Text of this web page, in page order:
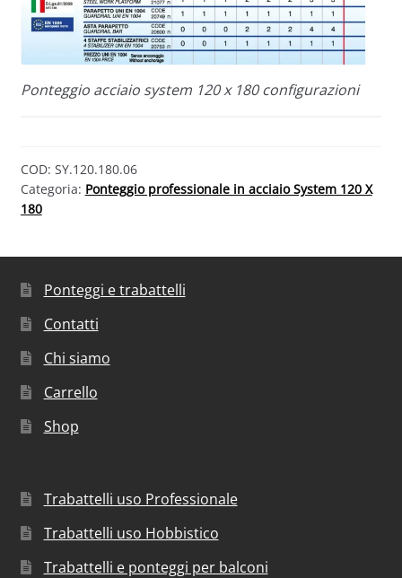
Ponteggio acciaio system 120 x 180 configurazioni
COD: SY.120.180.06
Categoria: Ponteggio professionale in acciaio System 120 X
180
Ponteggi e trabattelli
Contatti
Chi siamo
Carrello
Shop
Trabattelli uso Professionale
Trabattelli uso Hobbistico
Trabattelli e ponteggi per balconi